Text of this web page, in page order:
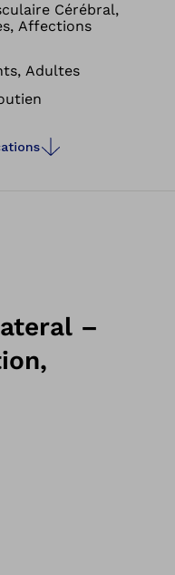
Cérébral,
Affections
Adultes
–